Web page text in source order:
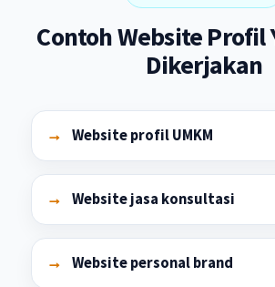
Contoh Website Profil
Dikerjakan
Website profil UMKM
Website jasa konsultasi
Website personal brand